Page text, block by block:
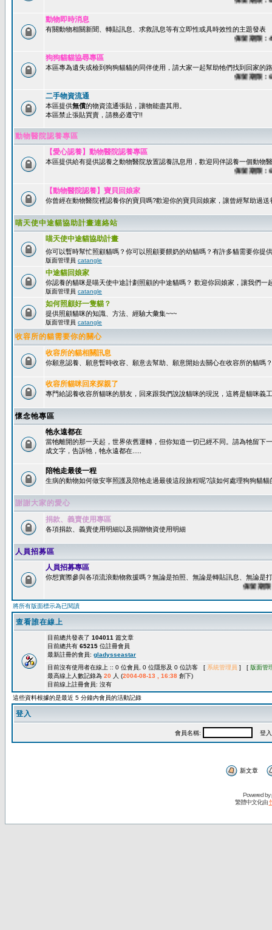
動物即時消息
有關動物相關新聞、轉貼訊息、求救訊息等有立即性或具時效性的主題發表
保留期限：45天
狗狗貓貓協尋專區
本區專為遺失或檢到狗狗貓貓的同伴使用，請大家一起幫助牠們找到回家的
保留期限：60天
二手物資流通
本區提供無償的物資流通張貼，讓物能盡其用。
本區禁止張貼買賣，請務必遵守!!
動物醫院認養專區
【愛心認養】動物醫院認養專區
本區提供給有提供認養之動物醫院放置認養訊息用，歡迎同伴認養一個動物
保留期限：60天
【動物醫院認養】寶貝回娘家
你曾經在動物醫院裡認養你的寶貝嗎?歡迎你的寶貝回娘家，讓曾經幫助過
喵天使中途貓協助計畫連絡站
喵天使中途貓協助計畫
你可以暫時幫忙照顧貓嗎？你可以照顧要餵奶的幼貓嗎？有許多貓需要你提
版面管理員 catangle
中途貓回娘家
你認養的貓咪是喵天使中途計劃照顧的中途貓嗎？ 歡迎你回娘家，讓我們一
版面管理員 catangle
如何照顧好一隻貓？
提供照顧貓咪的知識、方法、經驗大彙集~~~
版面管理員 catangle
收容所的貓需要你的關心
收容所的貓相關訊息
你願意認養、願意暫時收容、願意去幫助、願意開始去關心在收容所的貓嗎？
收容所貓咪回來探親了
專門給認養收容所貓咪的朋友，回來跟我們說說貓咪的現況，這將是貓咪義
懷念牠專區
牠永遠都在
當牠離開的那一天起，世界依舊運轉，但你知道一切已經不同。請為牠留下
成文字，告訴牠，牠永遠都在.....
陪牠走最後一程
生病的動物如何做安寧照護及陪牠走過最後這段旅程呢?該如何處理狗狗貓貓
謝謝大家的愛心
捐款、義賣使用專區
各項捐款、義賣使用明細以及捐贈物資使用明細
人員招募區
人員招募專區
你想實際參與各項流浪動物救援嗎？無論是拍照、無論是轉貼訊息、無論是
保留期限：60
將所有版面標示為已閱讀
查看誰在線上
目前總共發表了 104011 篇文章
目前總共有 65215 位註冊會員
最新註冊的會員: gladysseastar
目前沒有使用者在線上 :: 0 位會員, 0 位隱形及 0 位訪客 [ 系統管理員 ] [ 版面管
最高線上人數記錄為 20 人 (2004-08-13 , 16:38 創下)
目前線上註冊會員: 沒有
這些資料根據的是最近 5 分鐘內會員的活動記錄
登入
會員名稱: 登入
新文章
Powered by
繁體中文化由